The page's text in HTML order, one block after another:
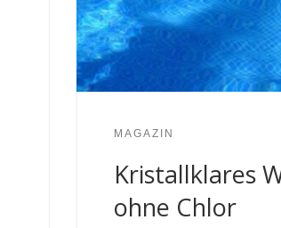
MAGAZIN
Kristallklares
ohne Chlor